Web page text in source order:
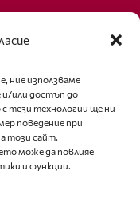
ние използваме
и/или достъп до
тези технологии ще ни
поведение при
този сайт.
може да повлияе
и функции.